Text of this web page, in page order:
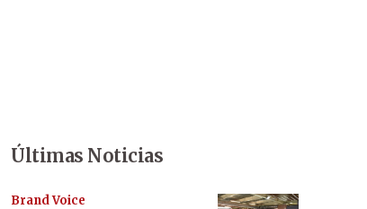
Últimas Noticias
Brand Voice